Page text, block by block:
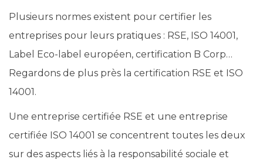
Plusieurs normes existent pour certifier les
entreprises pour leurs pratiques : RSE, ISO 14001,
Label Eco-label européen, certification B Corp…
Regardons de plus près la certification RSE et ISO
14001.
Une entreprise certifiée RSE et une entreprise
certifiée ISO 14001 se concentrent toutes les deux
sur des aspects liés à la responsabilité sociale et